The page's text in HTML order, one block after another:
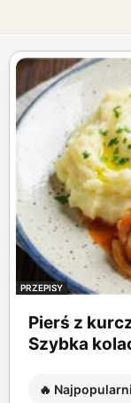
PRZEPISY
Pierś z
Szybka
🔥